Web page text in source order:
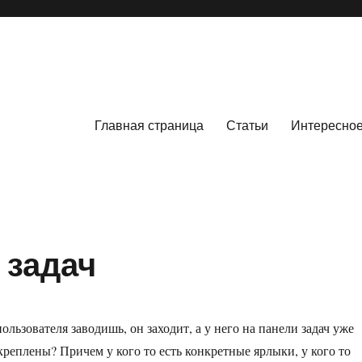
Главная страница Статьи
заводишь, он заходит, а у него на панели задач уже
Причем у кого то есть конкретные ярлыки, у кого то